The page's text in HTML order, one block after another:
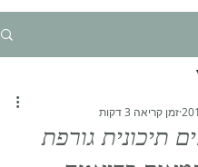
תיכונית גורפת
זמן קריאה 3 דקות